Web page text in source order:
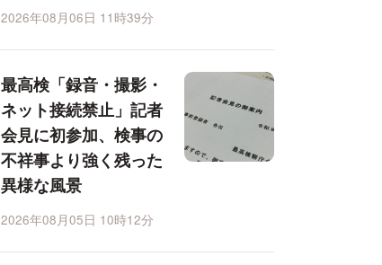
2026年08月06日 11時39分
最高検「録音・撮影・
ネット接続禁止」記者
会見に初参加、検事の
不祥事より強く残った
異様な風景
2026年08月05日 10時12分